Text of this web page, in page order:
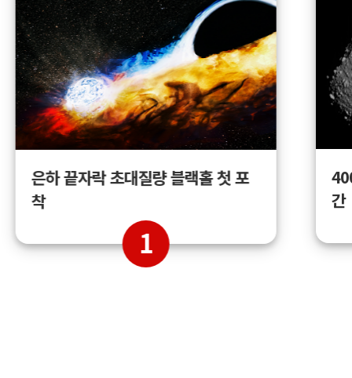
은하 끝자락 초대질량 블랙홀 첫 포
착
1
간